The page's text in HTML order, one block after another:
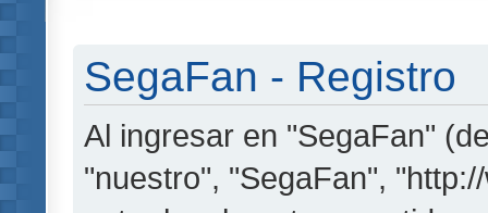
SegaFan - Registro
Al ingresar en "SegaFan"
"nuestro", "SegaFan",